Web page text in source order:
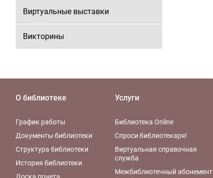
Виртуальные выставки
Викторины
О библиотеке
График работы
Документы библиотеки
Структура библиотеки
История библиотеки
Услуги
Библиотека Online
Спроси библиотекаря!
Виртуальная справочная
служба
Межбиблиотечный абонемент